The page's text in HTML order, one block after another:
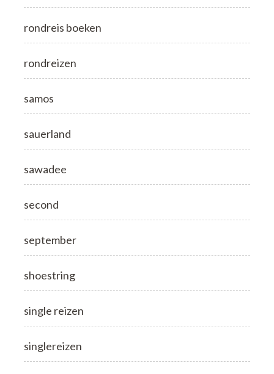
rondreis boeken
rondreizen
samos
sauerland
sawadee
second
september
shoestring
single reizen
singlereizen